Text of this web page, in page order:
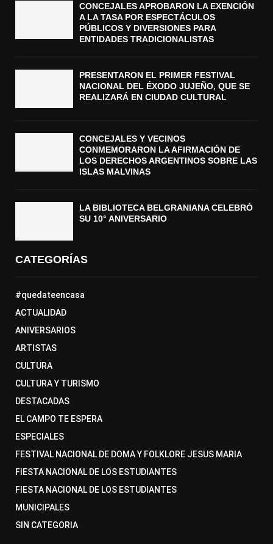
CONCEJALES APROBARON LA EXENCIÓN
A LA TASA POR ESPECTÁCULOS
PÚBLICOS Y DIVERSIONES PARA
ENTIDADES TRADICIONALISTAS
PRESENTARON EL PRIMER FESTIVAL
NACIONAL DEL ÉXODO JUJEÑO, QUE SE
REALIZARÁ EN CIUDAD CULTURAL
CONCEJALES Y VECINOS
CONMEMORARON LA AFIRMACIÓN DE
LOS DERECHOS ARGENTINOS SOBRE LAS
ISLAS MALVINAS
LA BIBLIOTECA BELGRANIANA CELEBRÓ
SU 10° ANIVERSARIO
CATEGORÍAS
#quedateencasa
ACTUALIDAD
ANIVERSARIOS
ARTISTAS
CULTURA
CULTURA Y TURISMO
DESTACADAS
EL CAMPO TE ESPERA
ESPECIALES
FESTIVAL NACIONAL DE DOMA Y FOLKLORE JESUS MARIA
FIESTA NACIONAL DE LOS ESTUDIANTES
FIESTA NACIONAL DE LOS ESTUDIANTES
MUNICIPALES
SIN CATEGORIA